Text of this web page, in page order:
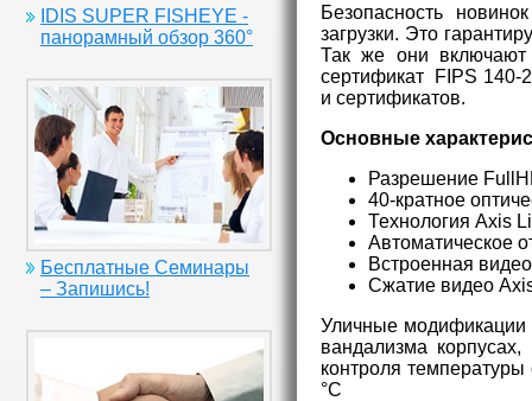
IDIS SUPER FISHEYE -
панорамный обзор 360°
Бесплатные Семинары
– Запишись!
Безопасность
загрузки. Это
Так же они
сертификат FIPS 140-
и сертификатов.
Основные
Разрешение
40-кратное
Технология Axis
Автоматическое
Встроенная
Сжатие видео
Уличные модификации
вандализма
контроля
°C